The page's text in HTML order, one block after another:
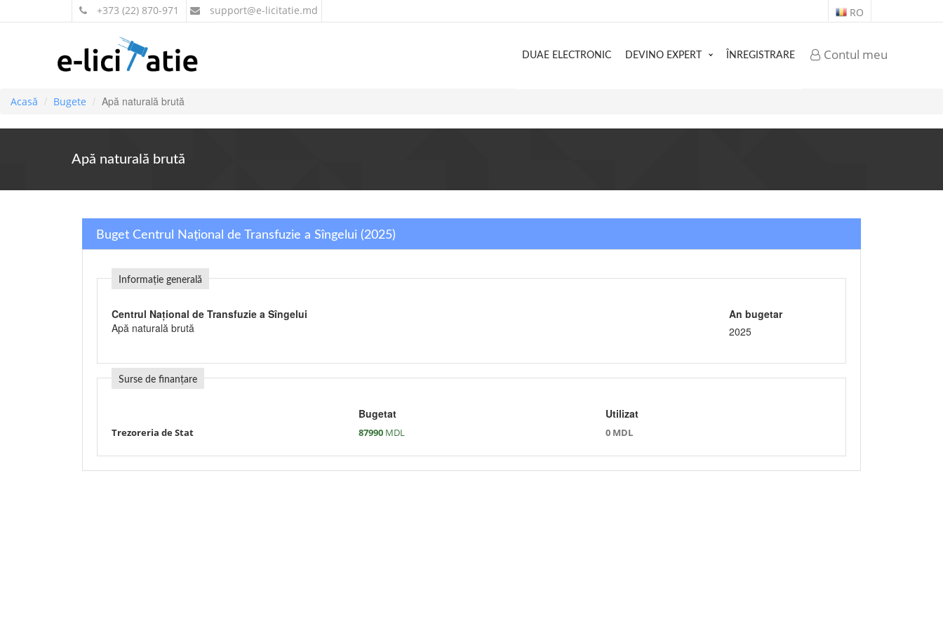
+373 (22) 870-971 support@e-licitatie.md RO
Contul meu
DUAE ELECTRONIC DEVINO EXPERT ÎNREGISTRARE
Acasă Bugete Apă naturală brută
Apă naturală brută
Buget Centrul Național de Transfuzie a Sîngelui (2025)
Informație generală
Centrul Național de Transfuzie a Sîngelui
Apă naturală brută
An bugetar
2025
Surse de finanțare
Bugetat Utilizat
Trezoreria de Stat 87990 MDL 0 MDL